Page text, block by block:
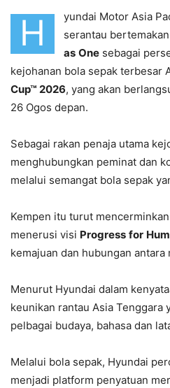
H
yundai Motor Asia
serantau bertemakan
as One sebagai
kejohanan bola sepak terbesar
Cup™ 2026, yang akan
26 Ogos depan.
Sebagai rakan penaja utama
menghubungkan peminat dan
melalui semangat bola sepak
Kempen itu turut
menerusi visi Progress for
kemajuan dan hubungan antara
Menurut Hyundai dalam
keunikan rantau Asia Tenggara
pelbagai budaya, bahasa dan
Melalui bola sepak, Hyundai
menjadi platform penyatuan